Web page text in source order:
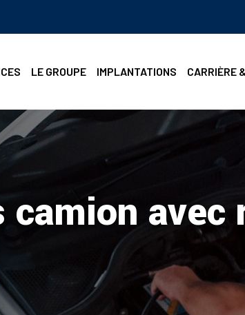
LE GROUPE IMPLANTATIONS CARRIÈRE
camion